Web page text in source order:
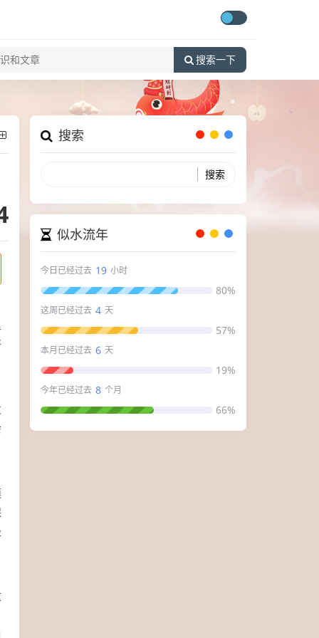
搜索一下
搜索
似水流年
今日已经过去 19 小时
80%
这周已经过去 4 天
57%
本月已经过去 6 天
19%
今年已经过去 8 个月
66%